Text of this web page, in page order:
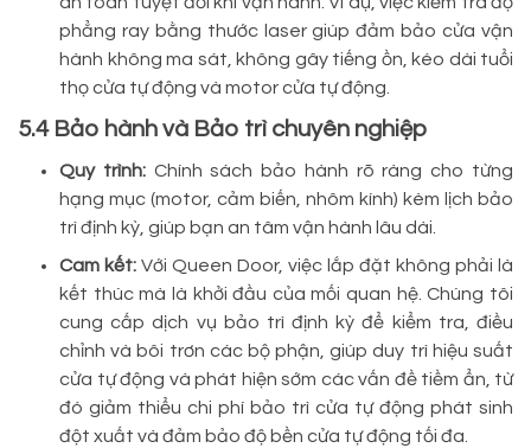
phẳng ray bằng thước laser giúp đảm bảo cửa vận
hành không ma sát, không gây tiếng ồn, kéo dài tuổi
thọ cửa tự động và motor cửa tự động.
5.4 Bảo hành và Bảo trì chuyên nghiệp
Quy trình: Chính sách bảo hành rõ ràng cho từng
hạng mục (motor, cảm biến, nhôm kính) kèm lịch bảo
trì định kỳ, giúp bạn an tâm vận hành lâu dài.
Cam kết: Với Queen Door, việc lắp đặt không phải là
kết thúc mà là khởi đầu của mối quan hệ. Chúng tôi
cung cấp dịch vụ bảo trì định kỳ để kiểm tra, điều
chỉnh và bôi trơn các bộ phận, giúp duy trì hiệu suất
cửa tự động và phát hiện sớm các vấn đề tiềm ẩn, từ
đó giảm thiểu chi phí bảo trì cửa tự động phát sinh
đột xuất và đảm bảo độ bền cửa tự động tối đa.